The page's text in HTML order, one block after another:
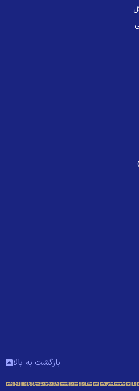
بازگشت به بالا